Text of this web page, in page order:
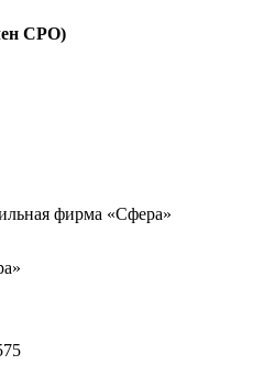
СРО)
фирма «Сфера»